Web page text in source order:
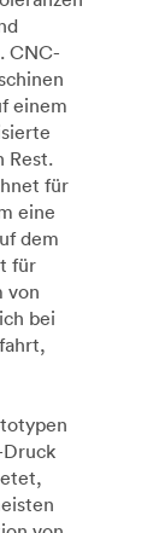
CNC-
einem
Rest.
für
eine
dem
für
von
bei